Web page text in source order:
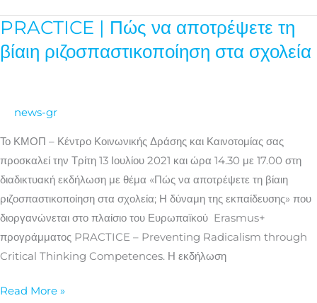
PRACTICE | Πώς να αποτρέψετε τη
βίαιη ριζοσπαστικοποίηση στα σχολεία
news-gr
Το ΚΜΟΠ – Κέντρο Κοινωνικής Δράσης και Καινοτομίας σας
προσκαλεί την Τρίτη 13 Ιουλίου 2021 και ώρα 14.30 με 17.00 στη
διαδικτυακή εκδήλωση με θέμα «Πώς να αποτρέψετε τη βίαιη
ριζοσπαστικοποίηση στα σχολεία; Η δύναμη της εκπαίδευσης» που
διοργανώνεται στο πλαίσιο του Ευρωπαϊκού Erasmus+
προγράμματος PRACTICE – Preventing Radicalism through
Critical Thinking Competences. Η εκδήλωση
PRACTICE
|
Πώς
βίαιη
ριζοσπαστικοποίηση
στα
σχολεία
Read More »